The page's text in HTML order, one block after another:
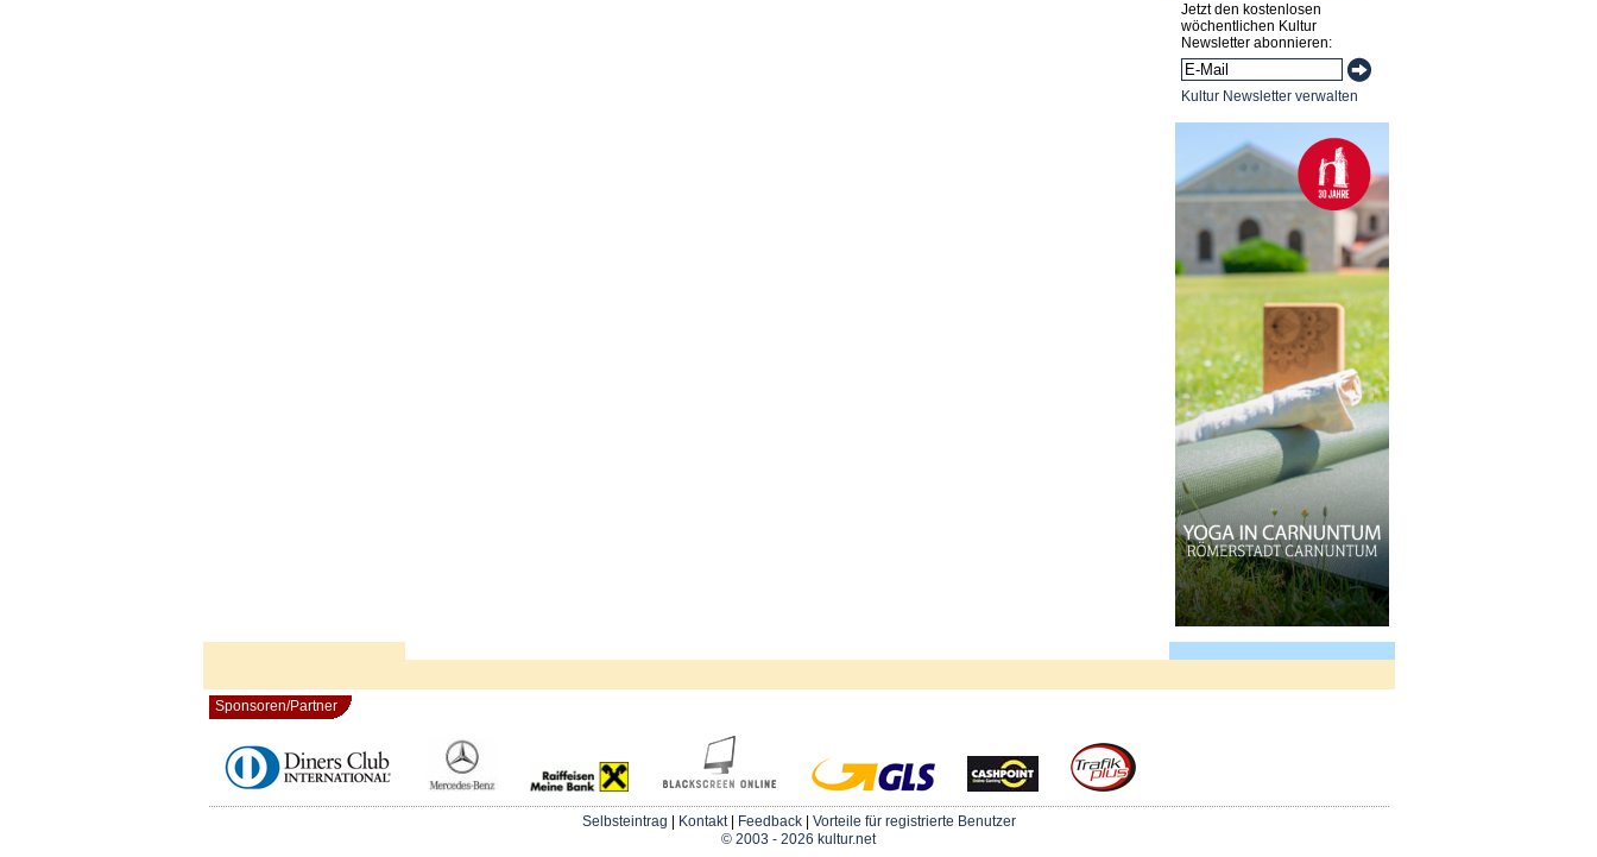
Jetzt den kostenlosen
wöchentlichen Kultur
Newsletter abonnieren:
Kultur Newsletter verwalten
Sponsoren/Partner
Selbsteintrag Kontakt| Feedback| Vorteile für registrierte Benutzer
© 2003 - 2026 kultur.net